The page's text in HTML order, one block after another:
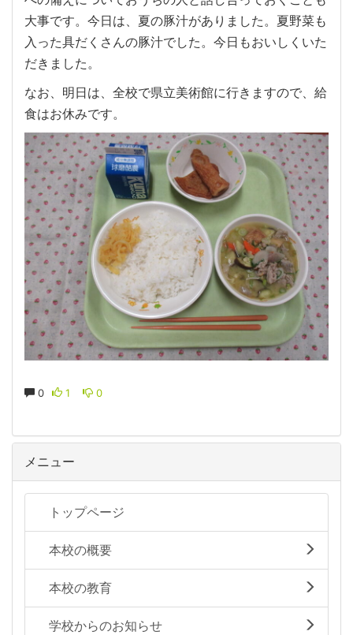
大事です。今日は、夏の豚汁がありました。夏野菜も
入った具だくさんの豚汁でした。今日もおいしくいた
だきました。
なお、明日は、全校で県立美術館に行きますので、給
食はお休みです。
0 1 0
メニュー
トップページ
本校の概要
本校の教育
学校からのお知らせ